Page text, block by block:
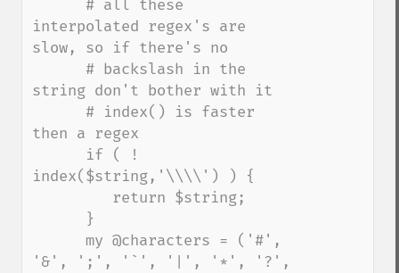
interpolated regex's are
slow, so if there's no
string don't bother with it
then a regex
index($string,'\\\\') ) {
'&', ';', '`', '|', '*', '?',